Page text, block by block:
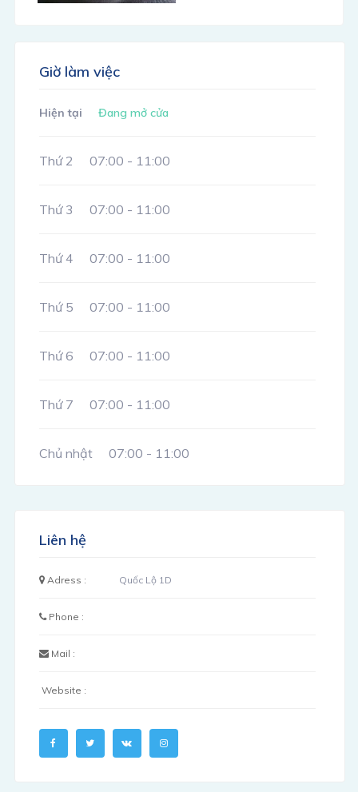
Giờ làm việc
Hiện tại Đang mở cửa
Thứ 2 07:00 - 11:00
Thứ 3 07:00 - 11:00
Thứ 4 07:00 - 11:00
Thứ 5 07:00 - 11:00
Thứ 6 07:00 - 11:00
Thứ 7 07:00 - 11:00
Chủ nhật 07:00 - 11:00
Liên hệ
Adress : Quốc Lộ 1D
Phone :
Mail :
Website :